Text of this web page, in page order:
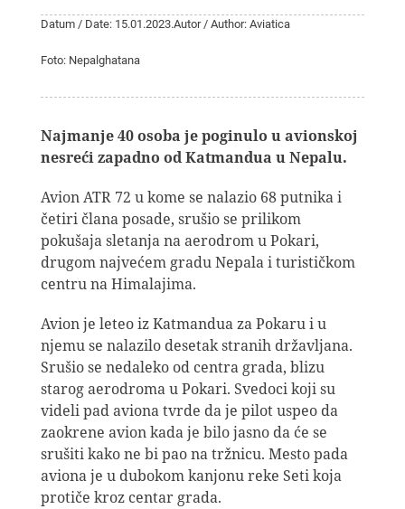
Datum / Date: 15.01.2023.Autor / Author: Aviatica
Foto: Nepalghatana
Najmanje 40 osoba je poginulo u avionskoj
nesreći zapadno od Katmandua u Nepalu.
Avion ATR 72 u kome se nalazio 68 putnika i
četiri člana posade, srušio se prilikom
pokušaja sletanja na aerodrom u Pokari,
drugom najvećem gradu Nepala i turističkom
centru na Himalajima.
Avion je leteo iz Katmandua za Pokaru i u
njemu se nalazilo desetak stranih državljana.
Srušio se nedaleko od centra grada, blizu
starog aerodroma u Pokari. Svedoci koji su
videli pad aviona tvrde da je pilot uspeo da
zaokrene avion kada je bilo jasno da će se
srušiti kako ne bi pao na tržnicu. Mesto pada
aviona je u dubokom kanjonu reke Seti koja
protiče kroz centar grada.